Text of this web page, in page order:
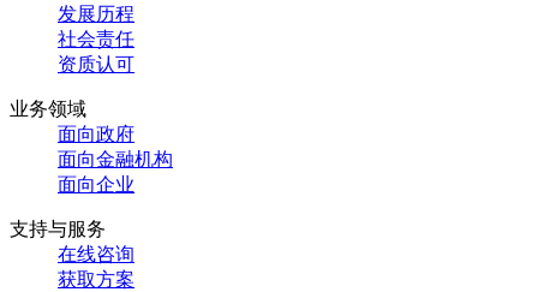
发展历程
社会责任
资质认可
业务领域
面向政府
面向金融机构
面向企业
支持与服务
在线咨询
获取方案